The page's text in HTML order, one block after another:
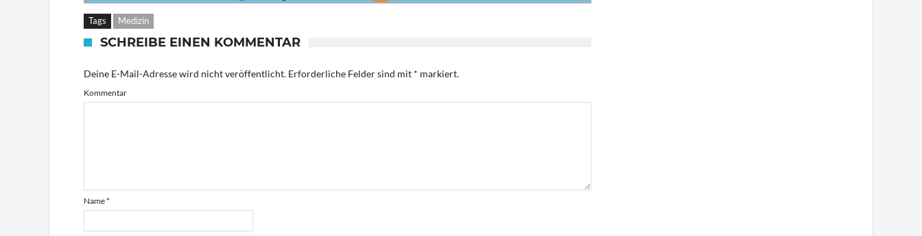
Tags Medizin
SCHREIBE EINEN KOMMENTAR
Deine E-Mail-Adresse wird nicht veröffentlicht. Erforderliche Felder sind mit * markiert.
Kommentar
Name*